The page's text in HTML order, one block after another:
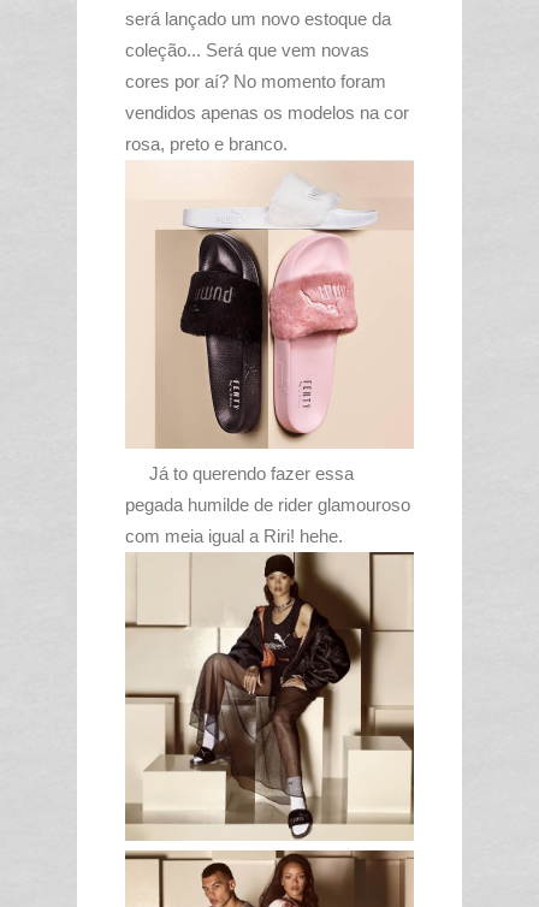
será lançado um novo estoque da
coleção... Será que vem novas
cores por aí? No momento foram
vendidos apenas os modelos na cor
rosa, preto e branco.
Já to querendo fazer essa
pegada humilde de rider glamouroso
com meia igual a Riri! hehe.